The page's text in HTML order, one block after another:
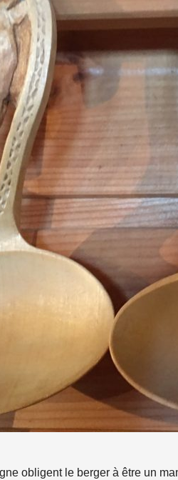
obligent le berger à être un